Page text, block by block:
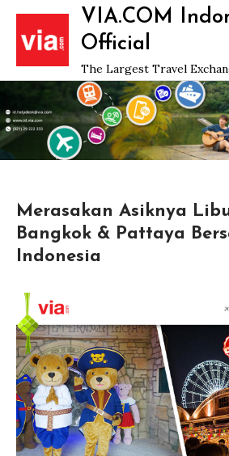
Skip
content
VIA.COM
Official
The Largest Travel
Merasakan Asiknya
Bangkok & Pattaya
Indonesia